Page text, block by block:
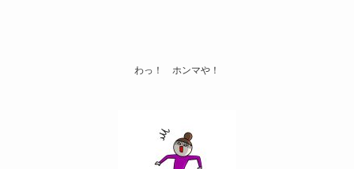
わっ！ ホンマや！